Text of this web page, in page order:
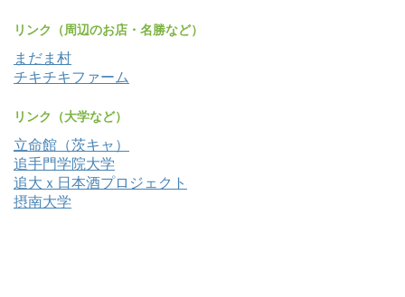
リンク（周辺のお店・名勝など）
まだま村
チキチキファーム
リンク（大学など）
立命館（茨キャ）
追手門学院大学
追大ｘ日本酒プロジェクト
摂南大学